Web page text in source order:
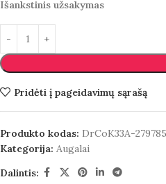
Išankstinis užsakymas
Pridėti į pageidavimų sąrašą
Produkto kodas: DrCoK33A-
Kategorija: Augalai
Dalintis: